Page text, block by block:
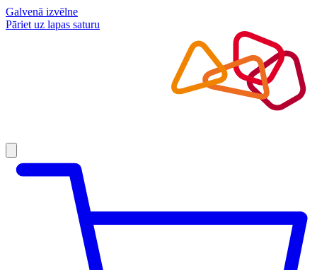
Galvenā izvēlne
Pāriet uz lapas saturu